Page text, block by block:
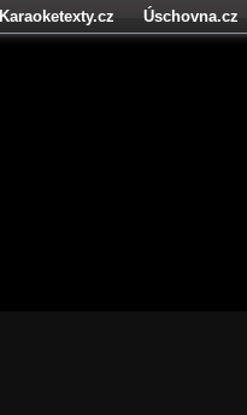
Karaoketexty.cz Úschovna.cz